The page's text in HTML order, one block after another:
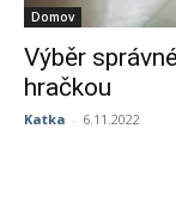
Domov
Výběr
hračkou
Katka - 6.11.2022